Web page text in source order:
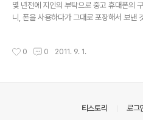
몇 년전에 지인의 부탁으로 중고 휴대폰의
니, 폰을 사용하다가 그대로 포장해서 보낸
그런 기사를 보고도, 자신이 사용하던 전자
0 0 2011. 9. 1.
티스토리 로그